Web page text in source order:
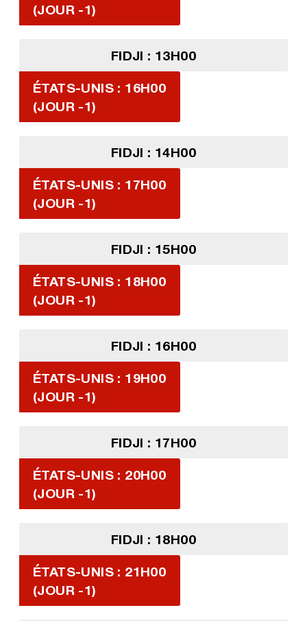
(JOUR -1)
FIDJI : 13H00
ÉTATS-UNIS : 16H00
(JOUR -1)
FIDJI : 14H00
ÉTATS-UNIS : 17H00
(JOUR -1)
FIDJI : 15H00
ÉTATS-UNIS : 18H00
(JOUR -1)
FIDJI : 16H00
ÉTATS-UNIS : 19H00
(JOUR -1)
FIDJI : 17H00
ÉTATS-UNIS : 20H00
(JOUR -1)
FIDJI : 18H00
ÉTATS-UNIS : 21H00
(JOUR -1)